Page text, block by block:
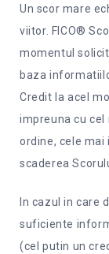
Un scor mare
viitor. FICO®
momentul
baza
Credit la acel
impreuna cu
ordine, cele
scaderea
In cazul in care
suficiente
(cel putin un